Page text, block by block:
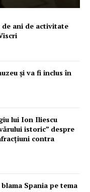
de ani de activitate
şi va fi inclus în
lui Ion Iliescu
istoric” despre
contra
Spania pe tema